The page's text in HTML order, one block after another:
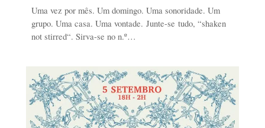
Uma vez por mês. Um domingo. Uma sonoridade. Um
grupo. Uma casa. Uma vontade. Junte-se tudo, “shaken
not stirred“. Sirva-se no n.º…